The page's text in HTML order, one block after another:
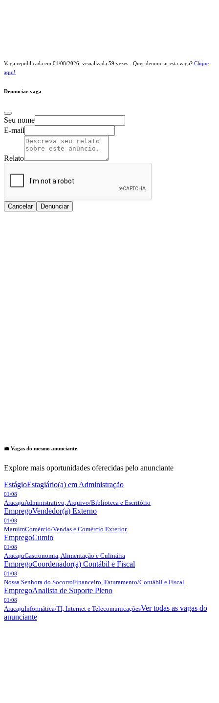
Vaga republicada em 01/08/2026 , visualizada 59 vezes - Quer denunciar esta vaga? Clique
aqui!
Denunciar vaga
Seu nome
E-mail
Relato
Cancelar Denunciar
💼 Vagas do mesmo anunciante
Explore mais oportunidades oferecidas pelo anunciante
EstágioEstagiário(a) em Administração
01/08
AracajuAdministrativo, Arquivo/Biblioteca e Escritório
EmpregoVendedor(a) Externo
01/08
MaruimComércio/Vendas e Comércio Exterior
EmpregoCumin
01/08
AracajuGastronomia, Alimentação e Culinária
EmpregoCoordenador(a) Contábil e Fiscal
01/08
Nossa Senhora do SocorroFinanceiro, Faturamento/Contábil e Fiscal
EmpregoAnalista de Suporte Pleno
01/08
AracajuInformática/TI, Internet e TelecomunicaçõesVer todas as vagas do
anunciante